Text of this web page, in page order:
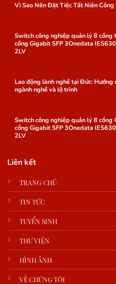
Vì Sao Nên Đặt Tiệc Tất Niên Công
Switch công nghiệp quản lý 8 cổng
cổng Gigabit SFP 3Onedata
2LV
Lao động lành nghề tại Đức: Hướng
ngành nghề và lộ trình
Switch công nghiệp quản lý 8 cổng
cổng Gigabit SFP 3Onedata
2LV
Liên kết
TRANG CHỦ
TIN TỨC
TUYỂN SINH
THƯ VIỆN
HÌNH ẢNH
VỀ CHÚNG TÔI